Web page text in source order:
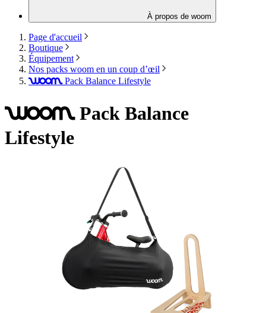
À propos de woom
Page d'accueil
Boutique
Équipement
Nos packs woom en un coup d’œil
woom Pack Balance Lifestyle
woom Pack Balance
Lifestyle